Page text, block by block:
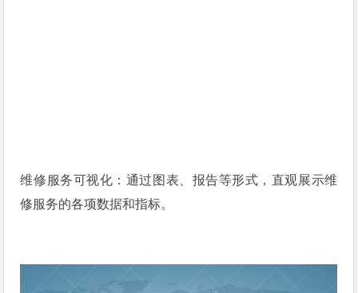
维修服务可视化：通过图表、报告等形式，直观展示维
修服务的各项数据和指标。